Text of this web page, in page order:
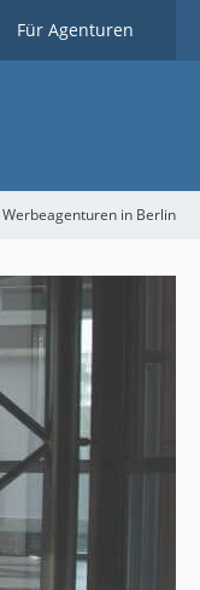
Für Agenturen
Werbeagenturen in Berlin